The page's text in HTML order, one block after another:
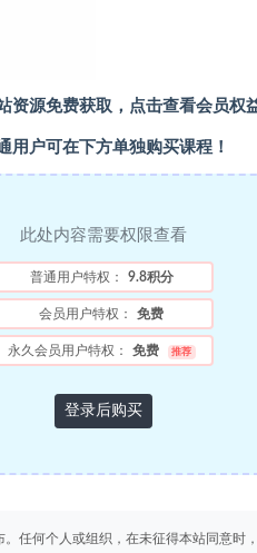
资源免费获取，点击查看会员权
用户可在下方单独购买课程！
此处内容需要权限查看
普通用户特权： 9.8积分
会员用户特权： 免费
永久会员用户特权： 免费 推荐
登录后购买
任何个人或组织，在未征得本站同意时